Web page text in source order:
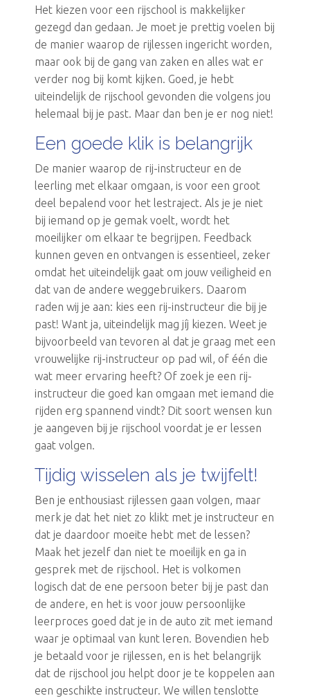
Het kiezen voor een rijschool is makkelijker
gezegd dan gedaan. Je moet je prettig voelen bij
de manier waarop de rijlessen ingericht worden,
maar ook bij de gang van zaken en alles wat er
verder nog bij komt kijken. Goed, je hebt
uiteindelijk de rijschool gevonden die volgens jou
helemaal bij je past. Maar dan ben je er nog niet!
Een goede klik is belangrijk
De manier waarop de rij-instructeur en de
leerling met elkaar omgaan, is voor een groot
deel bepalend voor het lestraject. Als je je niet
bij iemand op je gemak voelt, wordt het
moeilijker om elkaar te begrijpen. Feedback
kunnen geven en ontvangen is essentieel, zeker
omdat het uiteindelijk gaat om jouw veiligheid en
dat van de andere weggebruikers. Daarom
raden wij je aan: kies een rij-instructeur die bij je
past! Want ja, uiteindelijk mag jíj kiezen. Weet je
bijvoorbeeld van tevoren al dat je graag met een
vrouwelijke rij-instructeur op pad wil, of één die
wat meer ervaring heeft? Of zoek je een rij-
instructeur die goed kan omgaan met iemand die
rijden erg spannend vindt? Dit soort wensen kun
je aangeven bij je rijschool voordat je er lessen
gaat volgen.
Tijdig wisselen als je twijfelt!
Ben je enthousiast rijlessen gaan volgen, maar
merk je dat het niet zo klikt met je instructeur en
dat je daardoor moeite hebt met de lessen?
Maak het jezelf dan niet te moeilijk en ga in
gesprek met de rijschool. Het is volkomen
logisch dat de ene persoon beter bij je past dan
de andere, en het is voor jouw persoonlijke
leerproces goed dat je in de auto zit met iemand
waar je optimaal van kunt leren. Bovendien heb
je betaald voor je rijlessen, en is het belangrijk
dat de rijschool jou helpt door je te koppelen aan
een geschikte instructeur. We willen tenslotte